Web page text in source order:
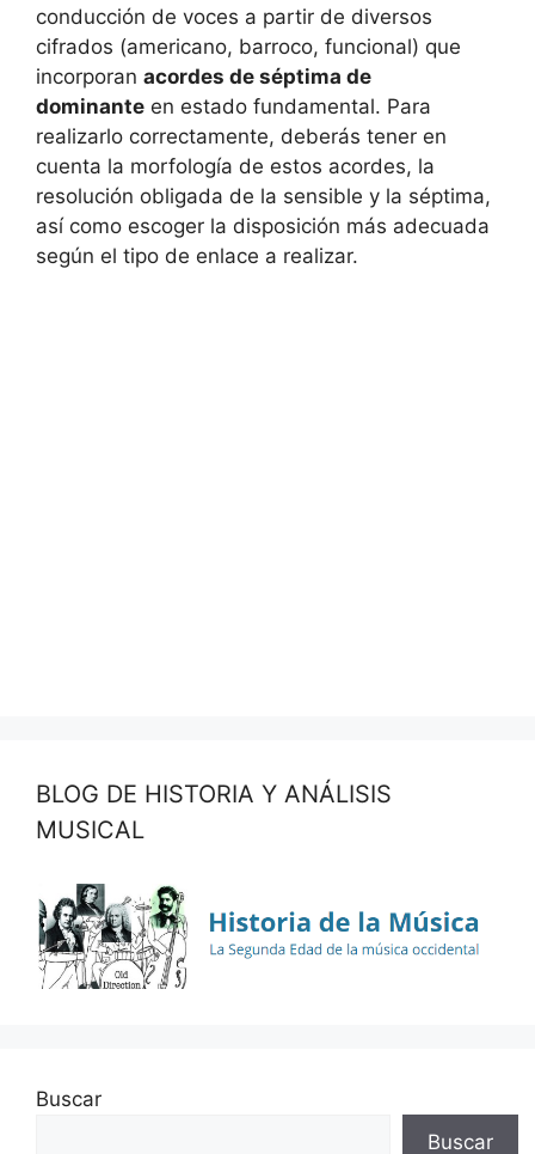
conducción de voces a partir de diversos
cifrados (americano, barroco, funcional) que
incorporan acordes de séptima de
dominante en estado fundamental. Para
realizarlo correctamente, deberás tener en
cuenta la morfología de estos acordes, la
resolución obligada de la sensible y la séptima,
así como escoger la disposición más adecuada
según el tipo de enlace a realizar.
BLOG DE HISTORIA Y ANÁLISIS
MUSICAL
Buscar
Buscar